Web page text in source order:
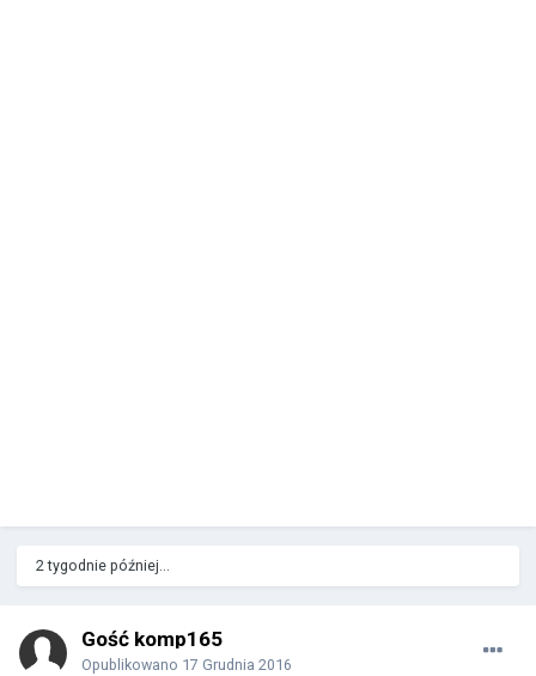
2 tygodnie później...
Gość komp165
Opublikowano 17 Grudnia 2016